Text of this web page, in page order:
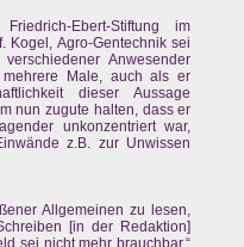
Ebert-Stiftung im
Kogel, Agro-Gentechnik sei
Anwesender
Male, auch als er
dieser Aussage
nun zugute halten, dass er
unkonzentriert war,
z.B. zur Unwissen
Allgemeinen zu lesen,
[in der Redaktion]